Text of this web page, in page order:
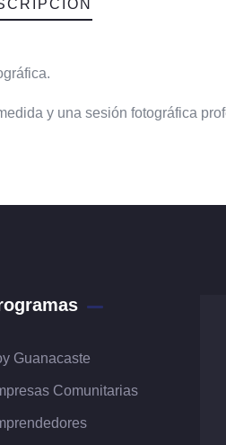
y una sesión fotográfica
Guanacaste
Comunitarias